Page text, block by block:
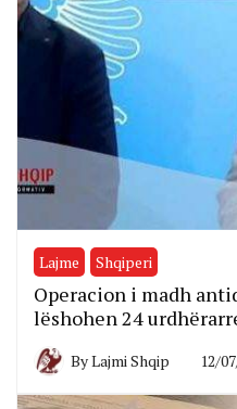
Lajme Shqiperi
Operacion i madh
lëshohen 24
ByLajmi Shqip 12/